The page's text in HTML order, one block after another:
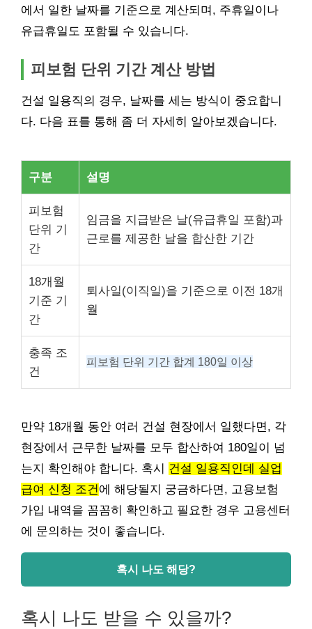
에서 일한 날짜를 기준으로 계산되며, 주휴일이나
유급휴일도 포함될 수 있습니다.
피보험 단위 기간 계산 방법
건설 일용직의 경우, 날짜를 세는 방식이 중요합니
다. 다음 표를 통해 좀 더 자세히 알아보겠습니다.
구분 설명
피보험
단위 기
간
임금을 지급받은 날(유급휴일 포함)과
근로를 제공한 날을 합산한 기간
18개월
기준 기
간
퇴사일(이직일)을 기준으로 이전 18개
월
충족 조
건
피보험 단위 기간 합계 180일 이상
만약 18개월 동안 여러 건설 현장에서 일했다면, 각
현장에서 근무한 날짜를 모두 합산하여 180일이 넘
는지 확인해야 합니다. 혹시 건설 일용직인데 실업
급여 신청 조건에 해당될지 궁금하다면, 고용보험
가입 내역을 꼼꼼히 확인하고 필요한 경우 고용센터
에 문의하는 것이 좋습니다.
혹시 나도 해당?
혹시 나도 받을 수 있을까?